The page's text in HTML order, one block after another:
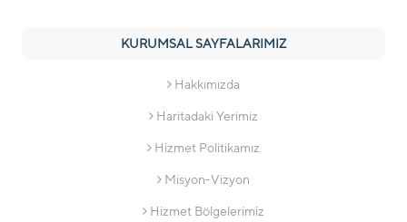
KURUMSAL SAYFALARIMIZ
Hakkımızda
Haritadaki Yerimiz
Hizmet Politikamız
Misyon-Vizyon
Hizmet Bölgelerimiz